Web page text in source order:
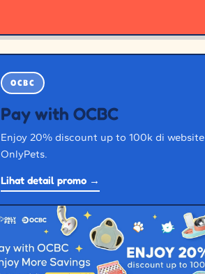
OCBC
Pay with OCBC
Enjoy 20% discount up to 100k di website
OnlyPets.
Lihat detail promo →